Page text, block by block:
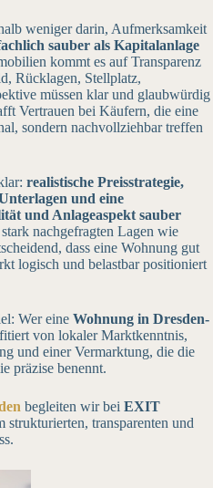
weniger darin, Aufmerksamkeit
sauber als Kapitalanlage
kommt es auf Transparenz
Rücklagen, Stellplatz,
müssen klar und glaubwürdig
Vertrauen bei Käufern, die eine
sondern nachvollziehbar treffen
realistische Preisstrategie,
und eine
und Anlageaspekt sauber
nachgefragten Lagen wie
dass eine Wohnung gut
logisch und belastbar positioniert
Wer eine Wohnung in Dresden-
von lokaler Marktkenntnis,
und einer Vermarktung, die die
präzise benennt.
begleiten wir bei EXIT
strukturierten, transparenten und